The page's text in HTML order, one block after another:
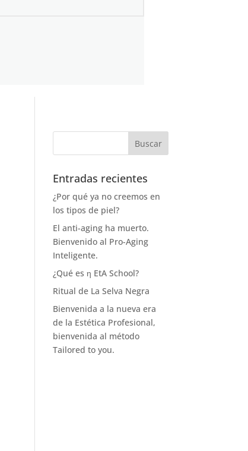
Entradas recientes
¿Por qué ya no creemos en
los tipos de piel?
El anti-aging ha muerto.
Bienvenido al Pro-Aging
Inteligente.
¿Qué es η EtA School?
Ritual de La Selva Negra
Bienvenida a la nueva era
de la Estética Profesional,
bienvenida al método
Tailored to you.